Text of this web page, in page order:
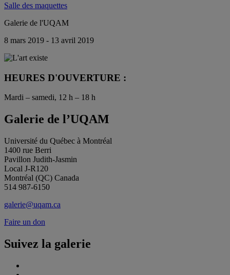
Salle des maquettes
Galerie de l'UQAM
8 mars 2019 - 13 avril 2019
HEURES D'OUVERTURE :
Mardi – samedi, 12 h – 18 h
Galerie de l’UQAM
Université du Québec à Montréal
1400 rue Berri
Pavillon Judith-Jasmin
Local J-R120
Montréal (QC) Canada
514 987-6150
galerie@uqam.ca
Faire un don
Suivez la galerie